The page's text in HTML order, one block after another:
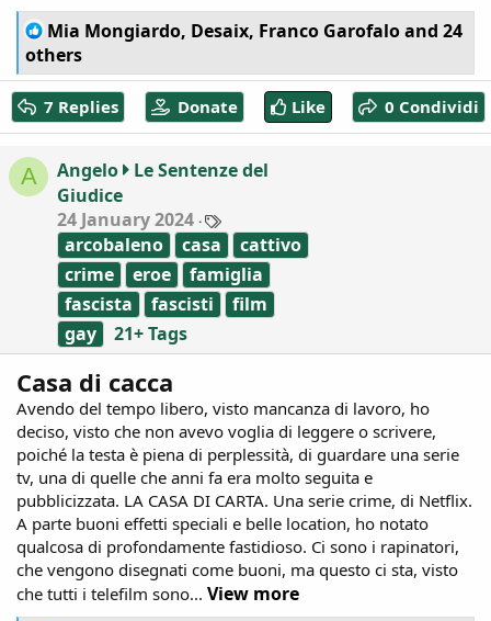
R
e
c
t
i
n
Mia Mongiardo, Desaix, Franco Garofaloand 24
others
7 Replies Donate Like 0 Condividi
A Angelo
Le Sentenze del
Giudice
24 January 2024
a
s
arcobaleno casa
cattivo
crime
eroe
famiglia
fascista
fascisti
film
gay
21+ Tags
Casa di cacca
Avendo del tempo libero, visto mancanza di lavoro, ho
deciso, visto che non avevo voglia di leggere o scrivere,
poiché la testa è piena di perplessità, di guardare una serie
tv, una di quelle che anni fa era molto seguita e
pubblicizzata. LA CASA DI CARTA. Una serie crime, di Netflix.
A parte buoni effetti speciali e belle location, ho notato
qualcosa di profondamente fastidioso. Ci sono i rapinatori,
che vengono disegnati come buoni, ma questo ci sta, visto
che tutti i telefilm sono... View more